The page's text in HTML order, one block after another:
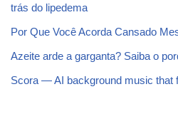
trás do lipedema
Por Que Você Acorda Cansado
Azeite arde a garganta? Saiba o
Scora — AI background music that